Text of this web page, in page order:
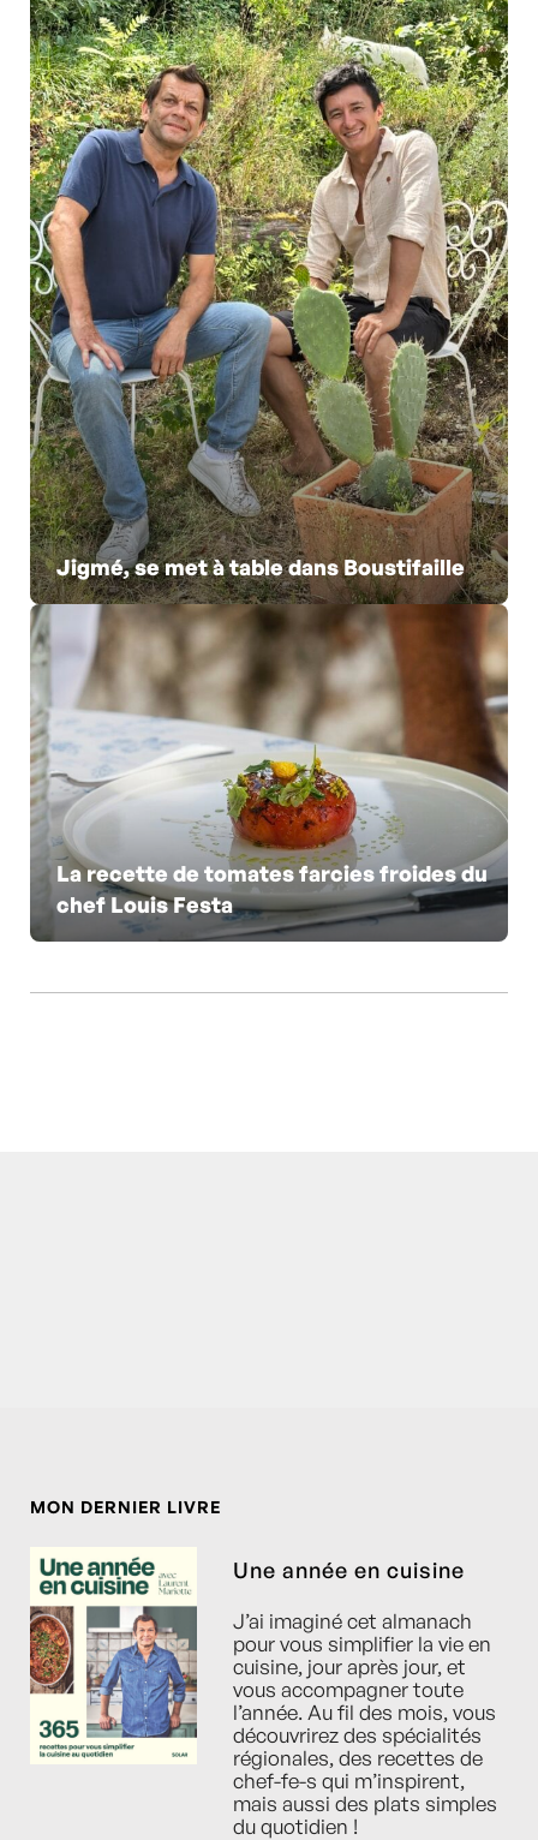
Jigmé, se met à table dans Boustifaille
La recette de tomates farcies froides du
chef Louis Festa
MON DERNIER LIVRE
Une année en cuisine
J’ai imaginé cet almanach
pour vous simplifier la vie en
cuisine, jour après jour, et
vous accompagner toute
l’année. Au fil des mois, vous
découvrirez des spécialités
régionales, des recettes de
chef-fe-s qui m’inspirent,
mais aussi des plats simples
du quotidien !